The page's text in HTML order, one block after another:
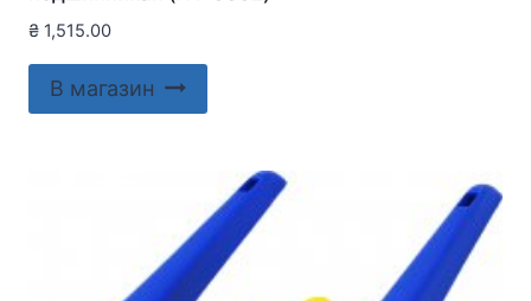
₴ 1,515.00
В магазин